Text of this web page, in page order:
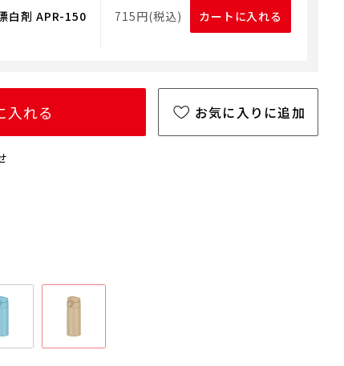
白剤 APR-150 715円(税込) カートに入れる
入れる お気に入りに追加